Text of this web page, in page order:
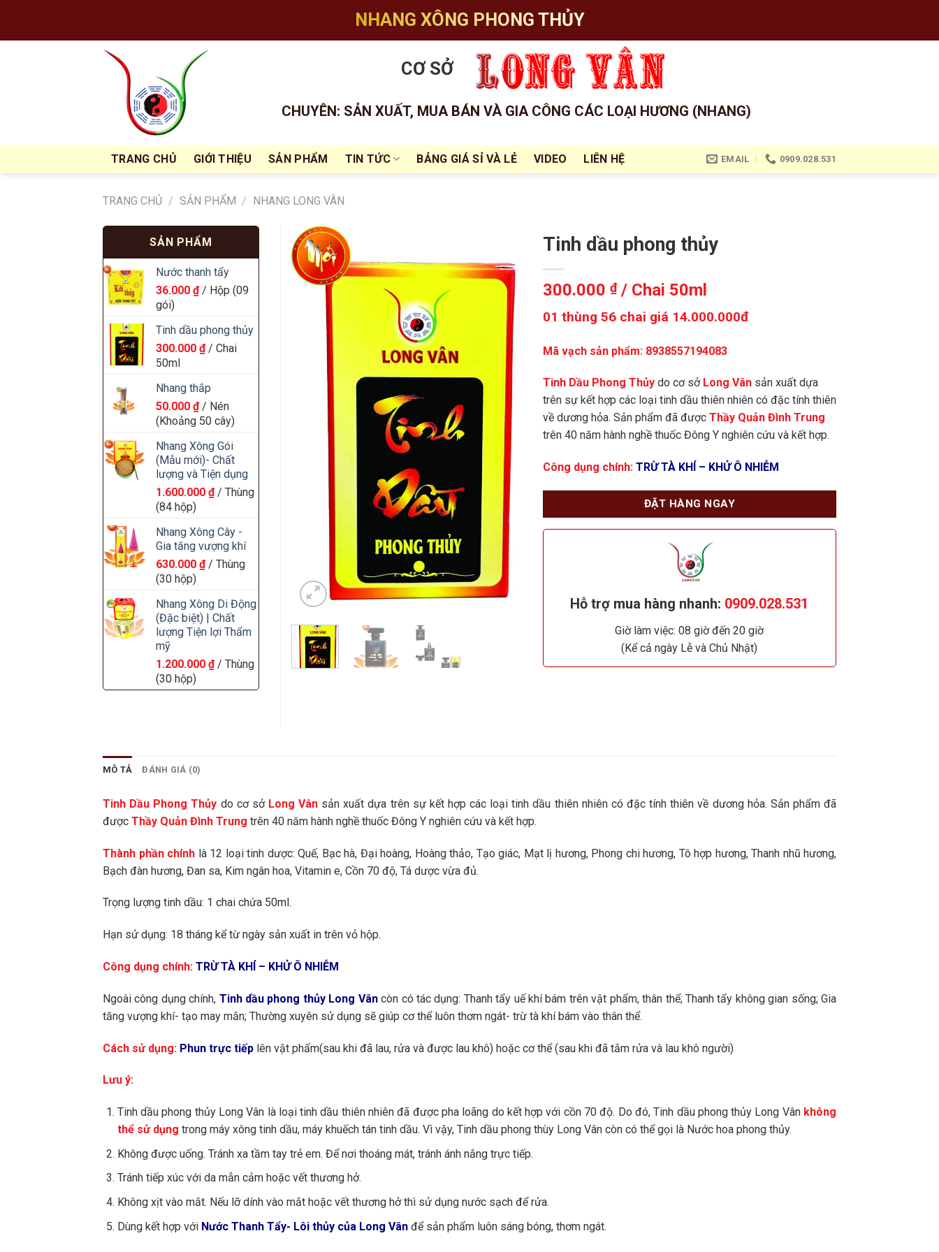
content
NHANG XÔNG PHONG THỦY
CƠ SỞ
CHUYÊN: SẢN XUẤT, MUA BÁN VÀ GIA CÔNG CÁC LOẠI HƯƠNG (NHANG)
TRANG CHỦ GIỚI THIỆU SẢN PHẨM TIN TỨC BẢNG GIÁ SỈ VÀ LẺ VIDEO LIÊN HỆ EMAIL 0909.028.531
TRANG CHỦ / SẢN PHẨM / NHANG LONG VÂN
Tinh dầu phong thủy
300.000 ₫/ Chai 50ml
01 thùng 56 chai giá 14.000.000đ
Mã vạch sản phẩm: 8938557194083
Tinh Dầu Phong Thủydo cơ sở Long Vânsản xuất dựa
trên sự kết hợp các loại tinh dầu thiên nhiên có đặc tính thiên
về dương hỏa. Sản phẩm đã được Thầy Quản Đình Trung
trên 40 năm hành nghề thuốc Đông Y nghiên cứu và kết hợp.
Công dụng chính: TRỪ TÀ KHÍ – KHỬ Ô NHIỄM
ĐẶT HÀNG NGAY
Hỗ trợ mua hàng nhanh: 0909.028.531
Giờ làm việc: 08 giờ đến 20 giờ
(Kể cả ngày Lễ và Chủ Nhật)
SẢN PHẨM
Nước thanh tẩy
36.000 ₫/ Hộp (09
gói)
Tinh dầu phong thủy
300.000 ₫/ Chai
50ml
Nhang thắp
50.000 ₫/ Nén
(Khoảng 50 cây)
Nhang Xông Gói
(Mẫu mới)- Chất
lượng và Tiện dụng
1.600.000 ₫/ Thùng
(84 hộp)
Nhang Xông Cây -
Gia tăng vượng khí
630.000 ₫/ Thùng
(30 hộp)
Nhang Xông Di Động
(Đặc biệt) | Chất
lượng Tiện lợi Thẩm
mỹ
1.200.000 ₫/ Thùng
(30 hộp)
MÔ TẢ ĐÁNH GIÁ (0)
Tinh Dầu Phong Thủy do cơ sở Long Vân sản xuất dựa trên sự kết hợp các loại tinh dầu thiên nhiên có đặc tính thiên về dương hỏa. Sản phẩm đã
được Thầy Quản Đình Trung trên 40 năm hành nghề thuốc Đông Y nghiên cứu và kết hợp.
Thành phần chính là 12 loại tinh dược: Quế, Bạc hà, Đại hoàng, Hoàng thảo, Tạo giác, Mạt lị hương, Phong chi hương, Tô hợp hương, Thanh nhũ hương,
Bạch đàn hương, Đan sa, Kim ngân hoa, Vitamin e, Cồn 70 độ, Tá dược vừa đủ.
Trọng lượng tinh dầu: 1 chai chứa 50ml.
Hạn sử dụng: 18 tháng kể từ ngày sản xuất in trên vỏ hộp.
Công dụng chính: TRỪ TÀ KHÍ – KHỬ Ô NHIỄM
Ngoài công dụng chính, Tinh dầu phong thủy Long Vâncòn có tác dụng: Thanh tẩy uế khí bám trên vật phẩm, thân thể; Thanh tẩy không gian sống; Gia
tăng vượng khí- tạo may mắn; Thường xuyên sử dụng sẽ giúp cơ thể luôn thơm ngát- trừ tà khí bám vào thân thể.
Cách sử dụng: Phun trực tiếp lên vật phẩm(sau khi đã lau, rửa và được lau khô) hoặc cơ thể (sau khi đã tắm rửa và lau khô người)
Lưu ý:
Tinh dầu phong thủy Long Vân là loại tinh dầu thiên nhiên đã được pha loãng do kết hợp với cồn 70 độ. Do đó, Tinh dầu phong thủy Long Vân không
thể sử dụng trong máy xông tinh dầu, máy khuếch tán tinh dầu. Vì vậy, Tinh dầu phong thùy Long Vân còn có thể gọi là Nước hoa phong thủy.
Không được uống. Tránh xa tầm tay trẻ em. Để nơi thoáng mát, tránh ánh nắng trực tiếp.
Tránh tiếp xúc với da mẫn cảm hoặc vết thương hở.
Không xịt vào mắt. Nếu lỡ dính vào mắt hoặc vết thương hở thì sử dụng nước sạch để rửa.
Dùng kết hợp với Nước Thanh Tẩy- Lôi thủy của Long Vânđể sản phẩm luôn sáng bóng, thơm ngát.